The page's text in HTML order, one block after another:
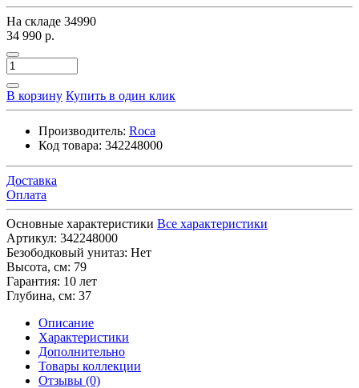
На складе 34990
34 990 р.
В корзину Купить в один клик
Производитель: Roca
Код товара: 342248000
Доставка
Оплата
Основные характеристики Все характеристики
Артикул: 342248000
Безободковый унитаз: Нет
Высота, см: 79
Гарантия: 10 лет
Глубина, см: 37
Описание
Характеристики
Дополнительно
Товары коллекции
Отзывы (0)